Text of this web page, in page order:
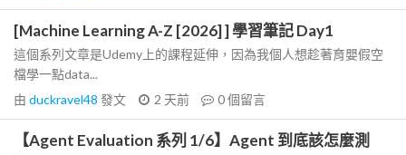
[Machine Learning A-Z [2026] ] 學習筆記 Day1
這個系列文章是Udemy上的課程延伸，因為我個人想趁著育嬰假空
檔學一點data...
由 duckravel48 發文 2 天前 0個留言
【Agent Evaluation 系列 1/6】Agent 到底該怎麼測